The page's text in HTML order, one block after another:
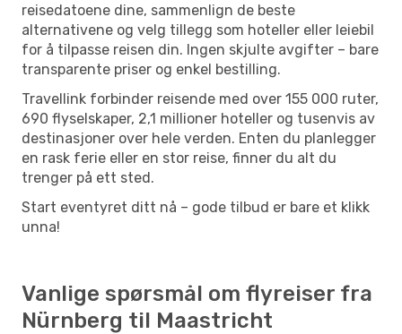
reisedatoene dine, sammenlign de beste
alternativene og velg tillegg som hoteller eller leiebil
for å tilpasse reisen din. Ingen skjulte avgifter – bare
transparente priser og enkel bestilling.
Travellink forbinder reisende med over 155 000 ruter,
690 flyselskaper, 2,1 millioner hoteller og tusenvis av
destinasjoner over hele verden. Enten du planlegger
en rask ferie eller en stor reise, finner du alt du
trenger på ett sted.
Start eventyret ditt nå – gode tilbud er bare et klikk
unna!
Vanlige spørsmål om flyreiser fra
Nürnberg til Maastricht